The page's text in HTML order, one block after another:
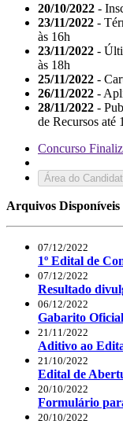
20/10/2022 -
23/11/2022 -
às 16h
23/11/2022 -
às 18h
25/11/2022 -
26/11/2022 -
28/11/2022 -
de Recursos até
Concurso
Área do
Arquivos Disponíveis
07/12/2022
1º Edital de
07/12/2022
Resultado
06/12/2022
Gabarito
21/11/2022
Aditivo ao
21/10/2022
Edital de
20/10/2022
Formulário
20/10/2022